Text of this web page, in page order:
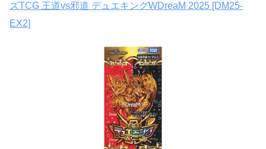
ズTCG 王道vs邪道 デュエキングWDreaM 2025 [DM25-
EX2]